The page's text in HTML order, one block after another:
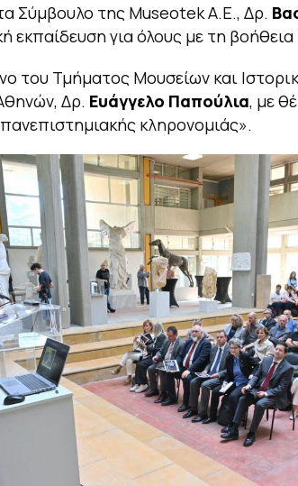
Σύμβουλο της Museotek A.E., Δρ.
εκπαίδευση για όλους με τη βοήθεια
του Τμήματος Μουσείων και
Δρ. Ευάγγελο Παπούλια, με
κληρονομιάς».